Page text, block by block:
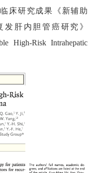
床研究成果《新辅助
肝内胆管癌研究》
High-Risk Intrahepatic